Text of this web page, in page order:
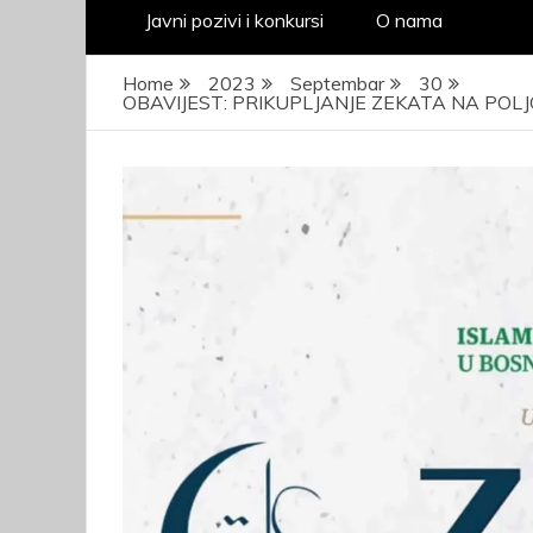
Javni pozivi i konkursi O nama
Home 2023 Septembar
30
OBAVIJEST: PRIKUPLJANJE ZEKATA NA
JAVNI KONKURS za
prijem kandidata –
kadeta radi obuke i